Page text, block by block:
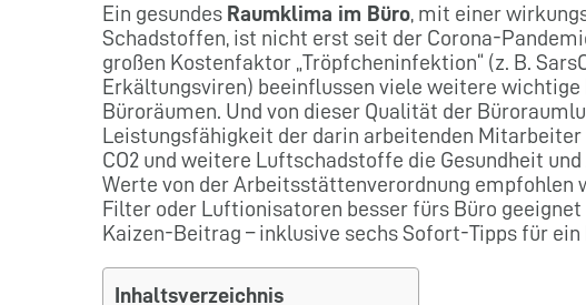
Ein gesundes Raumklima im Büro , mit einer
Schadstoffen, ist nicht erst seit der Corona-
großen Kostenfaktor „Tröpfcheninfektion“ (z. B.
Erkältungsviren) beeinflussen viele weitere
Büroräumen. Und von dieser Qualität der
Leistungsfähigkeit der darin arbeitenden
CO2 und weitere Luftschadstoffe die Gesundheit
Werte von der Arbeitsstättenverordnung empfohlen
Filter oder Luftionisatoren besser fürs Büro
Kaizen-Beitrag – inklusive sechs Sofort-Tipps für
Inhaltsverzeichnis